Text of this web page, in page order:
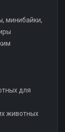
минибайки,
для
животных